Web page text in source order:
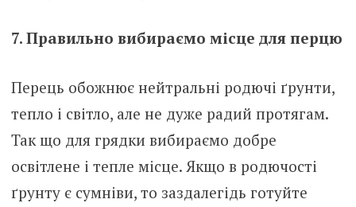
7. Правильно вибираємо місце для перцю
Перець обожнює нейтральні родючі ґрунти,
тепло і світло, але не дуже радий протягам.
Так що для грядки вибираємо добре
освітлене і тепле місце. Якщо в родючості
ґрунту є сумніви, то заздалегідь готуйте